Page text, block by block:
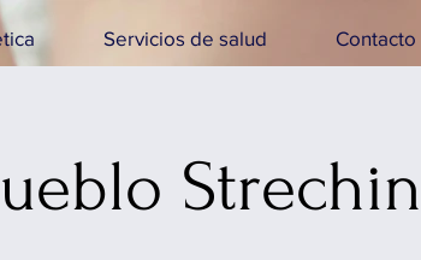
Servicios de salud Contacto